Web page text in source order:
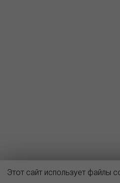
Этот сайт использует файлы